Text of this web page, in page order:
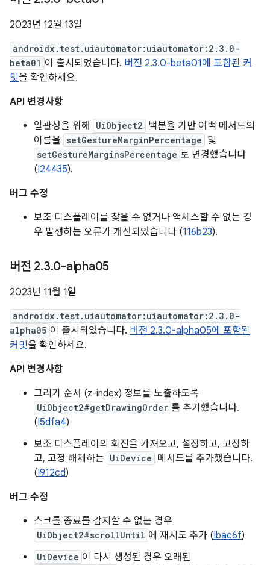
2023년 12월 13일
androidx.test.uiautomator:uiautomator:2.3.0-
beta01 이 출시되었습니다. 버전 2.3.0-beta01에 포함된 커
밋을 확인하세요.
API 변경사항
일관성을 위해
UiObject2 백분율 기반 여백 메서드의
이름을 setGestureMarginPercentage 및
setGestureMarginsPercentage 로 변경했습니다
(I24435).
버그 수정
보조 디스플레이를 찾을 수 없거나 액세스할 수 없는 경
우 발생하는 오류가 개선되었습니다 (116b23).
버전 2.3.0-alpha05
2023년 11월 1일
androidx.test.uiautomator:uiautomator:2.3.0-
alpha05 이 출시되었습니다. 버전 2.3.0-alpha05에 포함된
커밋을 확인하세요.
API 변경사항
그리기 순서 (z-index) 정보를 노출하도록
UiObject2#getDrawingOrder 를 추가했습니다.
(I5dfa4)
보조 디스플레이의 회전을 가져오고, 설정하고, 고정하
고, 고정 해제하는 UiDevice 메서드를 추가했습니다.
(I912cd)
버그 수정
스크롤 종료를 감지할 수 없는 경우
UiObject2#scrollUntil 에 재시도 추가 (Ibac6f)
UiDevice 이 다시 생성된 경우 오래된